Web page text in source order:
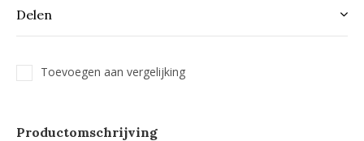
Delen
Toevoegen aan vergelijking
Productomschrijving